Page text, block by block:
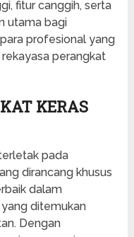
fitur canggih, serta
utama bagi
profesional yang
perangkat
KERAS
pada
dirancang khusus
dalam
ditemukan
Dengan